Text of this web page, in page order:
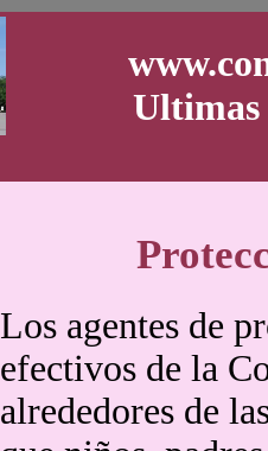
Ultimas
Los agentes de
efectivos de la
alrededores de